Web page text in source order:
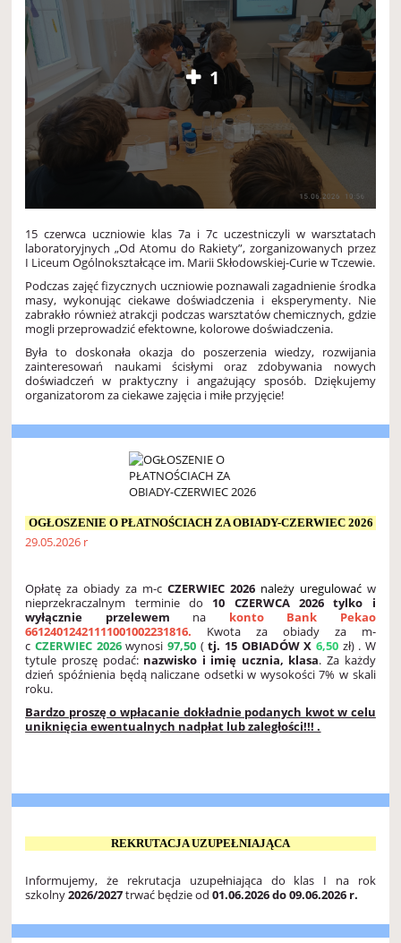
1
15 czerwca uczniowie klas 7a i 7c uczestniczyli w warsztatach
laboratoryjnych „Od Atomu do Rakiety”, zorganizowanych przez
I Liceum Ogólnokształcące im. Marii Skłodowskiej-Curie w Tczewie.
Podczas zajęć fizycznych uczniowie poznawali zagadnienie środka
masy, wykonując ciekawe doświadczenia i eksperymenty. Nie
zabrakło również atrakcji podczas warsztatów chemicznych, gdzie
mogli przeprowadzić efektowne, kolorowe doświadczenia.
Była to doskonała okazja do poszerzenia wiedzy, rozwijania
zainteresowań naukami ścisłymi oraz zdobywania nowych
doświadczeń w praktyczny i angażujący sposób. Dziękujemy
organizatorom za ciekawe zajęcia i miłe przyjęcie!
OGŁOSZENIE O PŁATNOŚCIACH ZA OBIADY-CZERWIEC 2026
29.05.2026 r
Opłatę za obiady za m-c CZERWIEC 2026 należy uregulować w
nieprzekraczalnym terminie do 10 CZERWCA 2026tylko i
wyłącznie przelewem na konto Bank Pekao
66124012421111001002231816.
Kwota za obiady za m-
c CZERWIEC 2026wynosi 97,50 (tj. 15 OBIADÓW X 6,50zł) . W
tytule proszę podać: nazwisko i imię ucznia, klasa. Za każdy
dzień spóźnienia będą naliczane odsetki w wysokości 7% w skali
roku.
Bardzo proszę o wpłacanie dokładnie podanych kwot w celu
uniknięcia ewentualnych nadpłat lub zaległości!!! .
REKRUTACJA UZUPEŁNIAJĄCA
Informujemy, że rekrutacja uzupełniająca do klas I na rok
szkolny2026/2027trwać będzie od01.06.2026 do 09.06.2026 r.